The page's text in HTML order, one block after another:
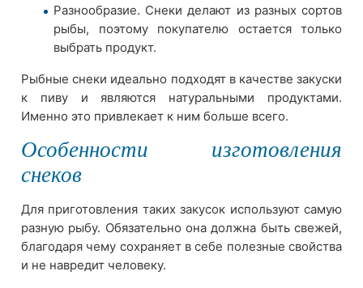
Разнообразие. Снеки делают из разных сортов
рыбы, поэтому покупателю остается только
выбрать продукт.
Рыбные снеки идеально подходят в качестве закуски
к пиву и являются натуральными продуктами.
Именно это привлекает к ним больше всего.
Особенности изготовления
снеков
Для приготовления таких закусок используют самую
разную рыбу. Обязательно она должна быть свежей,
благодаря чему сохраняет в себе полезные свойства
и не навредит человеку.